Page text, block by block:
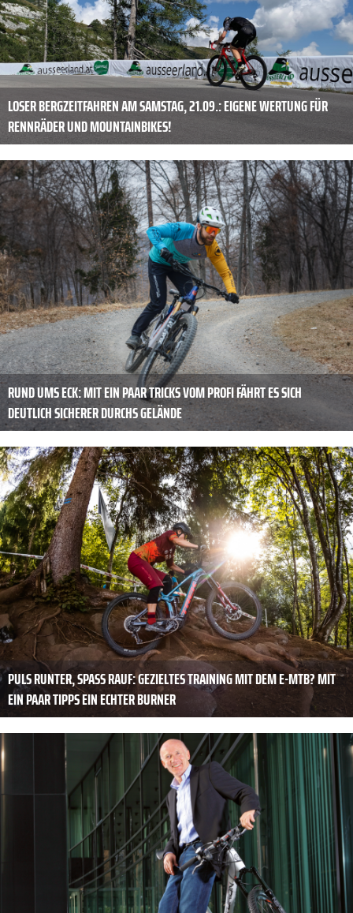
LOSER BERGZEITFAHREN AM SAMSTAG, 21.09.: EIGENE WERTUNG FÜR
RENNRÄDER UND MOUNTAINBIKES!
RUND UMS ECK: MIT EIN PAAR TRICKS VOM PROFI FÄHRT ES SICH
DEUTLICH SICHERER DURCHS GELÄNDE
PULS RUNTER, SPASS RAUF: GEZIELTES TRAINING MIT DEM E-MTB? MIT E
IN PAAR TIPPS EIN ECHTER BURNER